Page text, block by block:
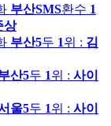
부산SMS환수 1
상
부산5두 1위 : 김
산5두 1위 : 사이
울5두 1위 : 사이